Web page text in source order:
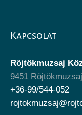
Kapcsolat
Röjtökmuzsaj
9451
+36-99/544-052